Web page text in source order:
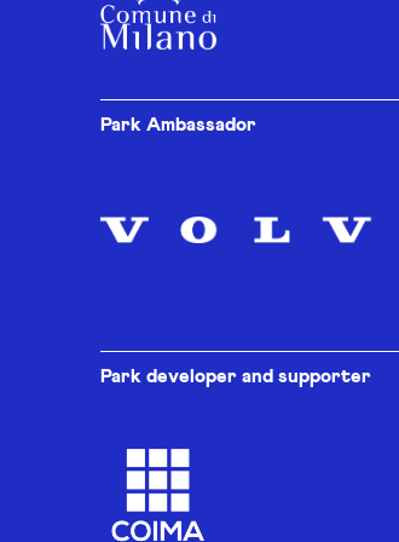
Park Ambassador
Park developer and supporter